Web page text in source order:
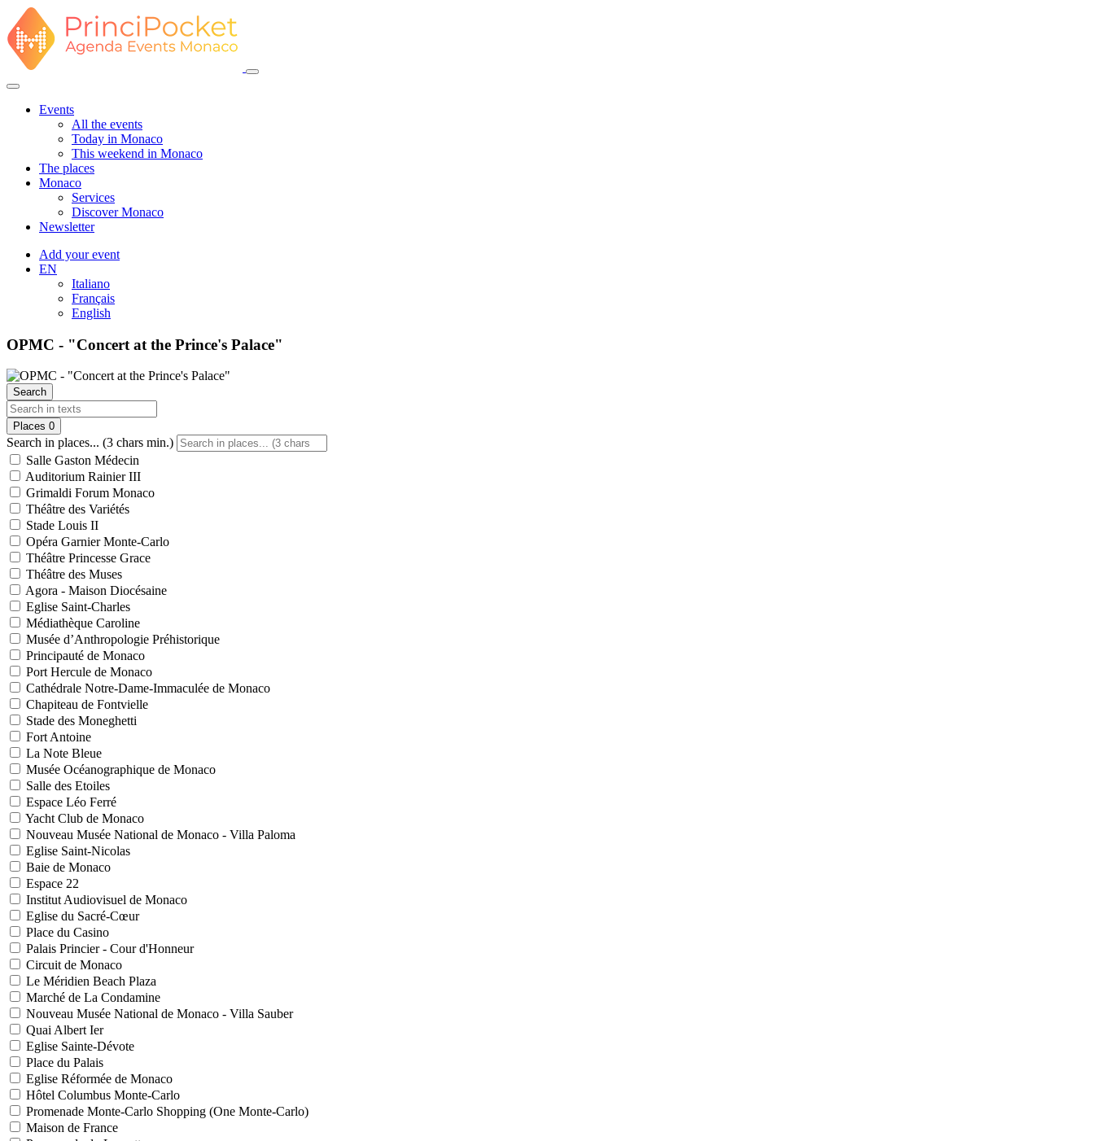
Events
All the events
Today in Monaco
This weekend in Monaco
The places
Monaco
Services
Discover Monaco
Newsletter
Add your event
EN
Italiano
Français
English
OPMC - "Concert at the Prince's Palace"
Search
Places 0
Search in places... (3 chars min.)
Salle Gaston Médecin
Auditorium Rainier III
Grimaldi Forum Monaco
Théâtre des Variétés
Stade Louis II
Opéra Garnier Monte-Carlo
Théâtre Princesse Grace
Théâtre des Muses
Agora - Maison Diocésaine
Eglise Saint-Charles
Médiathèque Caroline
Musée d’Anthropologie Préhistorique
Principauté de Monaco
Port Hercule de Monaco
Cathédrale Notre-Dame-Immaculée de Monaco
Chapiteau de Fontvielle
Stade des Moneghetti
Fort Antoine
La Note Bleue
Musée Océanographique de Monaco
Salle des Etoiles
Espace Léo Ferré
Yacht Club de Monaco
Nouveau Musée National de Monaco - Villa Paloma
Eglise Saint-Nicolas
Baie de Monaco
Espace 22
Institut Audiovisuel de Monaco
Eglise du Sacré-Cœur
Place du Casino
Palais Princier - Cour d'Honneur
Circuit de Monaco
Le Méridien Beach Plaza
Marché de La Condamine
Nouveau Musée National de Monaco - Villa Sauber
Quai Albert Ier
Eglise Sainte-Dévote
Place du Palais
Eglise Réformée de Monaco
Hôtel Columbus Monte-Carlo
Promenade Monte-Carlo Shopping (One Monte-Carlo)
Maison de France